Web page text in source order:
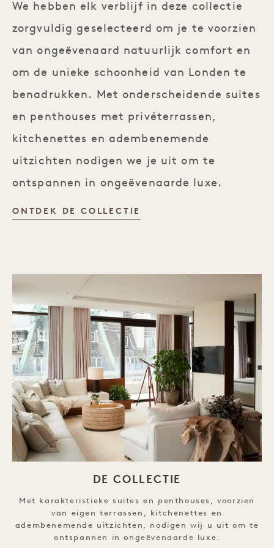
We hebben elk verblijf in deze collectie
zorgvuldig geselecteerd om je te voorzien
van ongeëvenaard natuurlijk comfort en
om de unieke schoonheid van Londen te
benadrukken. Met onderscheidende suites
en penthouses met privéterrassen,
kitchenettes en adembenemende
uitzichten nodigen we je uit om te
ontspannen in ongeëvenaarde luxe.
ONTDEK DE COLLECTIE
DE COLLECTIE
Met karakteristieke suites en penthouses, voorzien
van eigen terrassen, kitchenettes en
adembenemende uitzichten, nodigen wij u uit om te
ontspannen in ongeëvenaarde luxe.